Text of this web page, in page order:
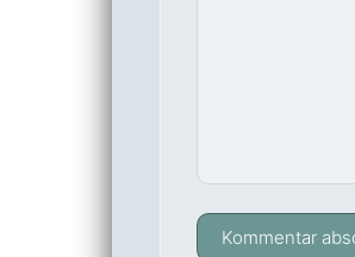
Kommentar